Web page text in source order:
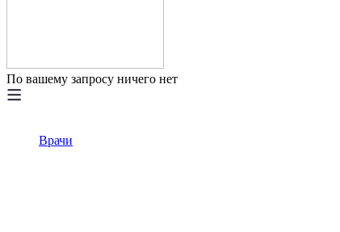
По вашему запросу ничего нет
Врачи